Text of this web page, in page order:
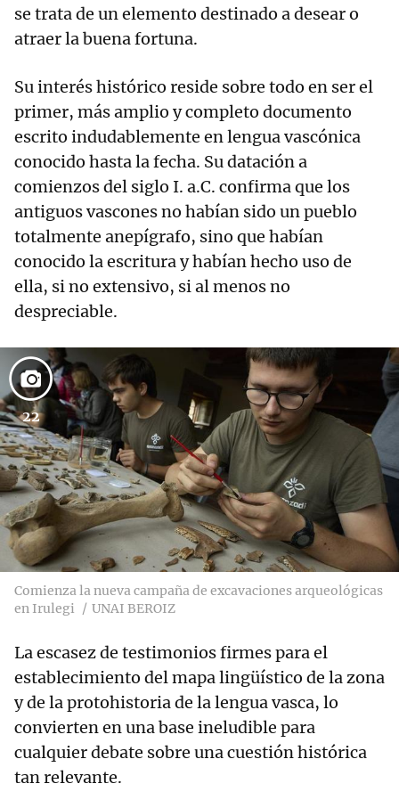
se trata de un elemento destinado a desear o
atraer la buena fortuna.
Su interés histórico reside sobre todo en ser el
primer, más amplio y completo documento
escrito indudablemente en lengua vascónica
conocido hasta la fecha. Su datación a
comienzos del siglo I. a.C. confirma que los
antiguos vascones no habían sido un pueblo
totalmente anepígrafo, sino que habían
conocido la escritura y habían hecho uso de
ella, si no extensivo, si al menos no
despreciable.
22
Comienza la nueva campaña de excavaciones arqueológicas
en Irulegi
UNAI BEROIZ
La escasez de testimonios firmes para el
establecimiento del mapa lingüístico de la zona
y de la protohistoria de la lengua vasca, lo
convierten en una base ineludible para
cualquier debate sobre una cuestión histórica
tan relevante.